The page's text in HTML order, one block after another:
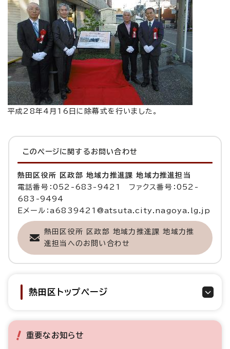
平成28年4月16日に除幕式を行いました。
このページに関する お問い合わせ
熱田区役所 区政部 地域力推進課 地域力推進担当
電話番号：052-683-9421 ファクス番号：052-
683-9494
Eメール：a6839421@atsuta.city.nagoya.lg.jp
熱田区役所 区政部 地域力推進課 地域力推
進担当へのお問い合わせ
熱田区トップページ
重要なお知らせ